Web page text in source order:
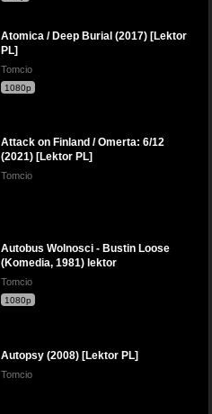
Atomica / Deep Burial (2017) [Lektor
PL]
Tomcio
1080p
Attack on Finland / Omerta: 6/12
(2021) [Lektor PL]
Tomcio
Autobus Wolnosci - Bustin Loose
(Komedia, 1981) lektor
Tomcio
1080p
Autopsy (2008) [Lektor PL]
Tomcio